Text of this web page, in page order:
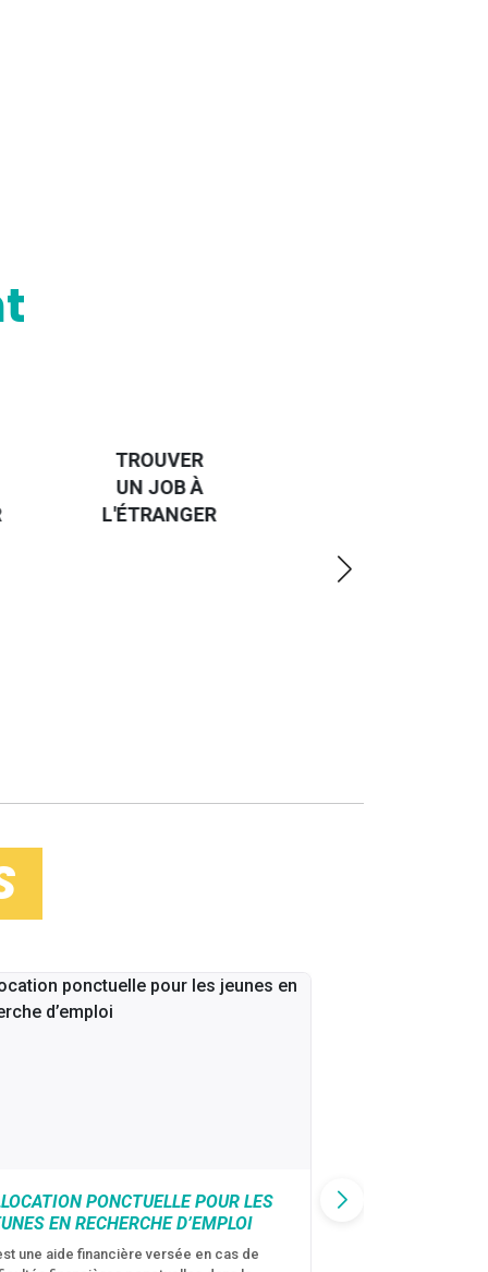
TROUVER
UN JOB À
L'ÉTRANGER
PONCTUELLE POUR LES
EN RECHERCHE D’EMPLOI
une aide financière versée en cas de